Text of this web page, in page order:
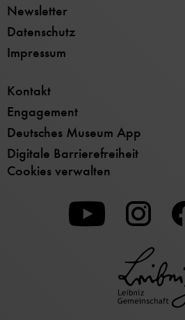
Newsletter
Datenschutz
Impressum
Kontakt
Engagement
Deutsches Museum App
Digitale Barrierefreiheit
Cookies verwalten
Zu
unserer
Youtube-
Seite
Zu